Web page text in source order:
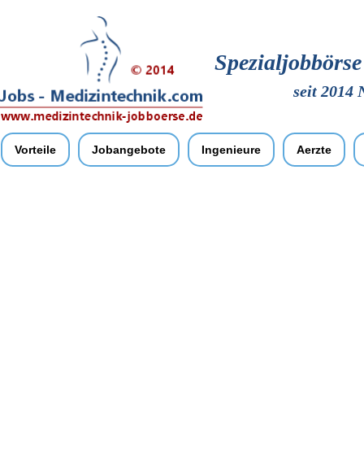
seit 2014
Vorteile Jobangebote Ingenieure Aerzte